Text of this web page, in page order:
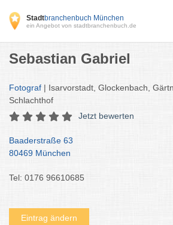
Stadtbranchenbuch München
ein Angebot von stadtbranchenbuch.de
Sebastian Gabriel
Fotograf | Isarvorstadt, Glockenbach,
Schlachthof
Jetzt bewerten
Baaderstraße 63
80469 München
Tel: 0176 96610685
Eintrag ändern